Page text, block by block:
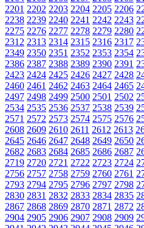
2201 2202 2203 2204 2205 2206
2238 2239 2240 2241 2242 2243
2275 2276 2277 2278 2279 2280
2312 2313 2314 2315 2316 2317
2349 2350 2351 2352 2353 2354
2386 2387 2388 2389 2390 2391
2423 2424 2425 2426 2427 2428
2460 2461 2462 2463 2464 2465
2497 2498 2499 2500 2501 2502
2534 2535 2536 2537 2538 2539
2571 2572 2573 2574 2575 2576
2608 2609 2610 2611 2612 2613
2645 2646 2647 2648 2649 2650
2682 2683 2684 2685 2686 2687
2719 2720 2721 2722 2723 2724
2756 2757 2758 2759 2760 2761
2793 2794 2795 2796 2797 2798
2830 2831 2832 2833 2834 2835
2867 2868 2869 2870 2871 2872
2904 2905 2906 2907 2908 2909